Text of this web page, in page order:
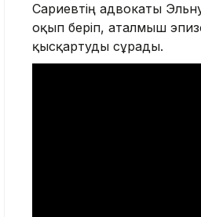
Сариевтің адвокаты
оқып беріп, аталмыш
қысқартуды сұрады.